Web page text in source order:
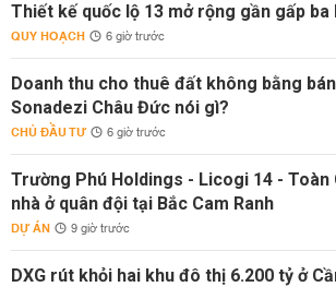
Thiết kế quốc lộ 13 mở rộng gần gấp ba
QUY HOẠCH 6 giờ trước
Doanh thu cho thuê đất không bằng
Sonadezi Châu Đức nói gì?
CHỦ ĐẦU TƯ 6 giờ trước
Trường Phú Holdings - Licogi 14 - Toàn
nhà ở quân đội tại Bắc Cam Ranh
DỰ ÁN 9 giờ trước
DXG rút khỏi hai khu đô thị 6.200 tỷ ở